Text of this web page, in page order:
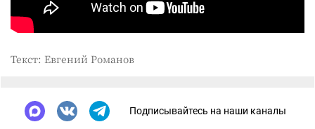
Текст: Евгений Романов
Подписывайтесь на наши каналы